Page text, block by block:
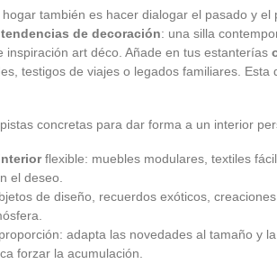
también es hacer dialogar el pasado y el
de decoración: una silla
inspiración art déco. Añade en tus estanterías
testigos de viajes o legados familiares. Esta
concretas para dar forma a un interior
flexible: muebles modulares, textiles
el deseo.
de diseño, recuerdos exóticos,
adapta las novedades al tamaño y
forzar la acumulación.